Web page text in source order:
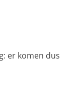
er komen dus